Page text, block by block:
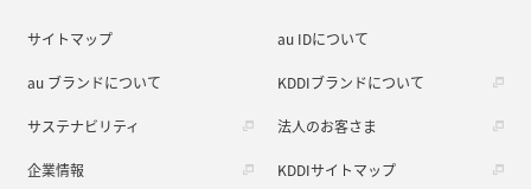
サイトマップ au IDについて
au ブランドについて KDDIブランドについて
サステナビリティ 法人のお客さま
企業情報 KDDIサイトマップ